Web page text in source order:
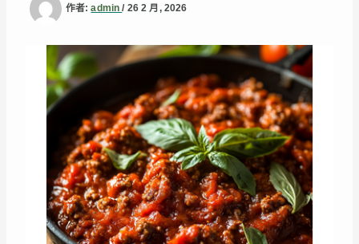
作者:admin/ 26 2 月, 2026